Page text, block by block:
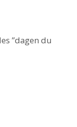
”dagen du